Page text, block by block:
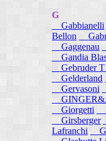
G
Gabbianelli
Bellon
Gaggenau
Gandia
Gebruder T
Gelderland
Gervasoni
Giorgetti
Girsberger
Lafranchi